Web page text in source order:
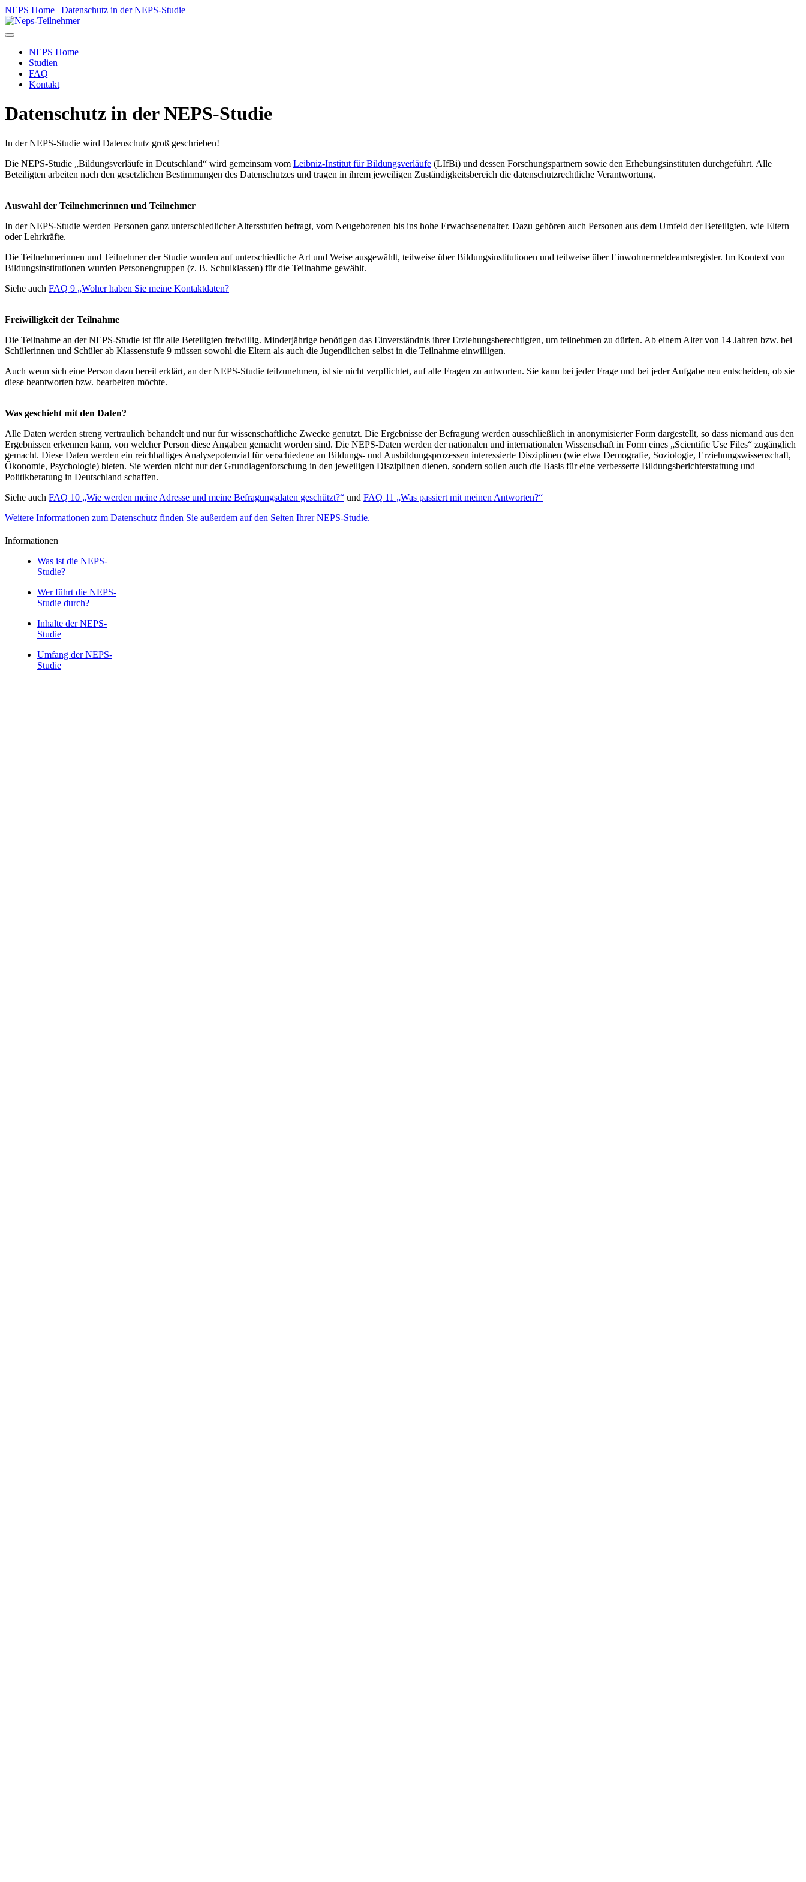
NEPS Home | Datenschutz in der NEPS-Studie
Toggle
navigationNEPS Home
Studien
FAQ
Kontakt
Datenschutz in der NEPS-Studie
In der NEPS-Studie wird Datenschutz groß geschrieben!
Die NEPS-Studie „Bildungsverläufe in Deutschland“ wird gemeinsam vom Leibniz-Institut für Bildungsverläufe (LIfBi) und dessen Forschungspartnern sowie den Erhebungsinstituten durchgeführt. Alle
Beteiligten arbeiten nach den gesetzlichen Bestimmungen des Datenschutzes und tragen in ihrem jeweiligen Zuständigkeitsbereich die datenschutzrechtliche Verantwortung.
Auswahl der Teilnehmerinnen und Teilnehmer
In der NEPS-Studie werden Personen ganz unterschiedlicher Altersstufen befragt, vom Neugeborenen bis ins hohe Erwachsenenalter. Dazu gehören auch Personen aus dem Umfeld der Beteiligten, wie Eltern
oder Lehrkräfte.
Die Teilnehmerinnen und Teilnehmer der Studie wurden auf unterschiedliche Art und Weise ausgewählt, teilweise über Bildungsinstitutionen und teilweise über Einwohnermeldeamtsregister. Im Kontext von
Bildungsinstitutionen wurden Personengruppen (z. B. Schulklassen) für die Teilnahme gewählt.
Siehe auch FAQ 9 „Woher haben Sie meine Kontaktdaten?
Freiwilligkeit der Teilnahme
Die Teilnahme an der NEPS-Studie ist für alle Beteiligten freiwillig. Minderjährige benötigen das Einverständnis ihrer Erziehungsberechtigten, um teilnehmen zu dürfen. Ab einem Alter von 14 Jahren bzw. bei
Schülerinnen und Schüler ab Klassenstufe 9 müssen sowohl die Eltern als auch die Jugendlichen selbst in die Teilnahme einwilligen.
Auch wenn sich eine Person dazu bereit erklärt, an der NEPS-Studie teilzunehmen, ist sie nicht verpflichtet, auf alle Fragen zu antworten. Sie kann bei jeder Frage und bei jeder Aufgabe neu entscheiden, ob sie
diese beantworten bzw. bearbeiten möchte.
Was geschieht mit den Daten?
Alle Daten werden streng vertraulich behandelt und nur für wissenschaftliche Zwecke genutzt. Die Ergebnisse der Befragung werden ausschließlich in anonymisierter Form dargestellt, so dass niemand aus den
Ergebnissen erkennen kann, von welcher Person diese Angaben gemacht worden sind. Die NEPS-Daten werden der nationalen und internationalen Wissenschaft in Form eines „Scientific Use Files“ zugänglich
gemacht. Diese Daten werden ein reichhaltiges Analysepotenzial für verschiedene an Bildungs- und Ausbildungsprozessen interessierte Disziplinen (wie etwa Demografie, Soziologie, Erziehungswissenschaft,
Ökonomie, Psychologie) bieten. Sie werden nicht nur der Grundlagenforschung in den jeweiligen Disziplinen dienen, sondern sollen auch die Basis für eine verbesserte Bildungsberichterstattung und
Politikberatung in Deutschland schaffen.
Siehe auch FAQ 10 „Wie werden meine Adresse und meine Befragungsdaten geschützt?“ und FAQ 11 „Was passiert mit meinen Antworten?“
Weitere Informationen zum Datenschutz finden Sie außerdem auf den Seiten Ihrer NEPS-Studie.
Informationen
Was ist die NEPS-
Studie?
Wer führt die NEPS-
Studie durch?
Inhalte der NEPS-
Studie
Umfang der NEPS-
Studie